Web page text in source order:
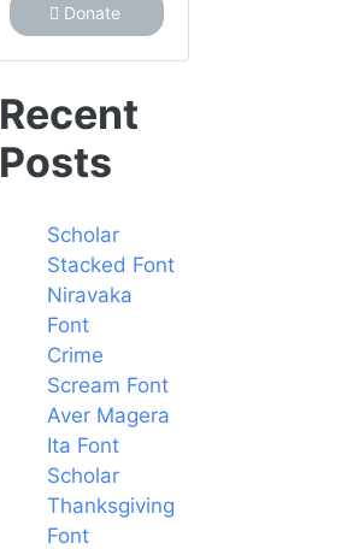
Donate
Recent
Posts
Scholar
Stacked Font
Niravaka
Font
Crime
Scream Font
Aver Magera
Ita Font
Scholar
Thanksgiving
Font